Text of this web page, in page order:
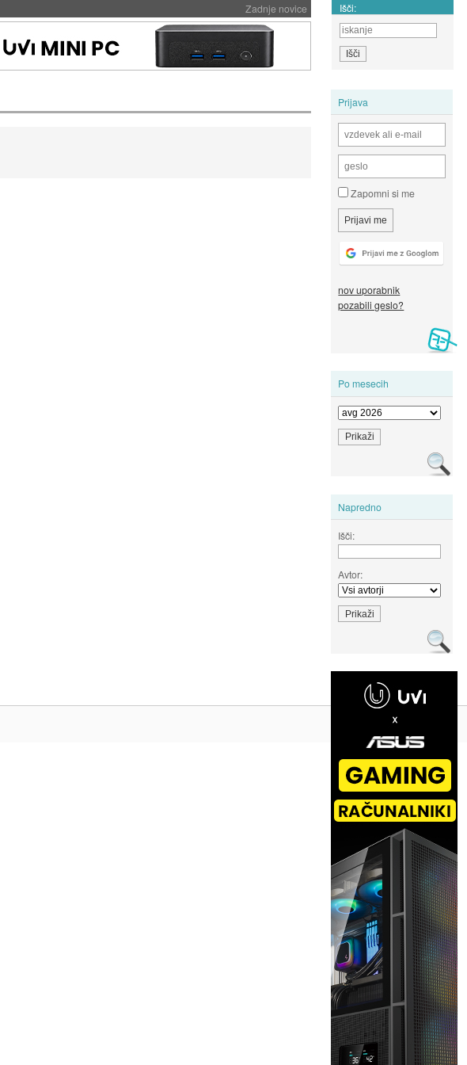
Zadnje novice Išči:
Prijava
Zapomni si me
nov uporabnik
pozabili geslo?
Po mesecih
Napredno
Išči:
Avtor: